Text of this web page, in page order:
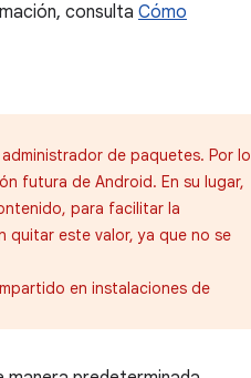
consulta Cómo
de paquetes. Por lo
futura de Android. En su lugar,
para facilitar la
este valor, ya que no se
en instalaciones de